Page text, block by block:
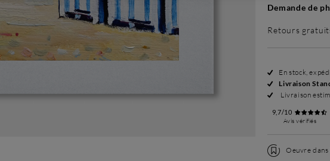
Demande de
Retours
En stock,
Livraison
Livraison
9,7/10
Avis vérifiés
Oeuvre